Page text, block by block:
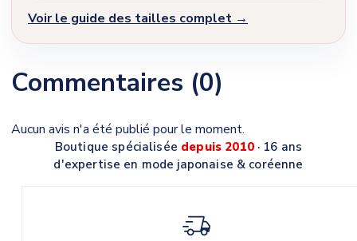
Voir le guide des tailles complet →
Commentaires (0)
Aucun avis n'a été publié pour le moment.
Boutique spécialisée depuis 2010· 16 ans
d'expertise en mode japonaise & coréenne